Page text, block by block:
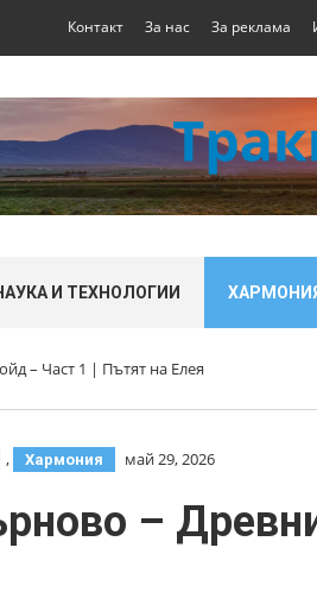
Контакт За нас За реклама
И ТЕХНОЛОГИИ
– Част 1 | Пътят на Елея
, Хармония май 29, 2026
–